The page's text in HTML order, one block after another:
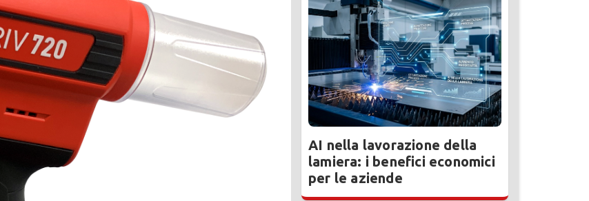
AI nella lavorazione della
lamiera: i benefici economici
per le aziende